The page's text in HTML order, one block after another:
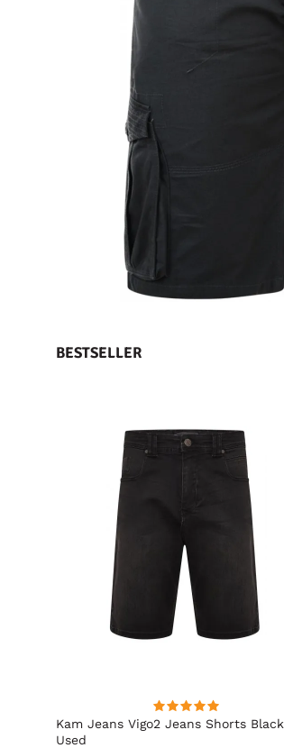
BESTSELLER
Kam Jeans Vigo2 Jeans Shorts Black
Used